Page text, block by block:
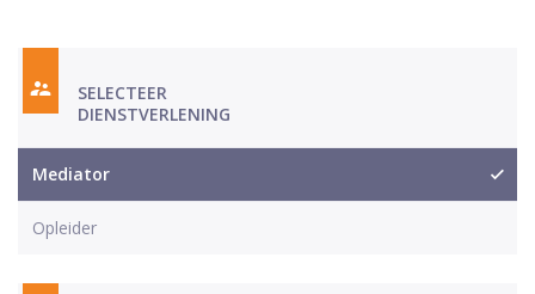
SELECTEER
DIENSTVERLENING
Mediator
Opleider